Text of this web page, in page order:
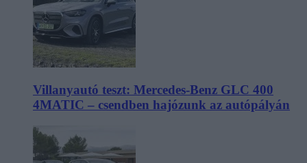
Villanyautó teszt: Mercedes-Benz GLC 400
4MATIC – csendben hajózunk az autópályán